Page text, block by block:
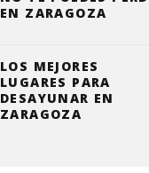
EN ZARAGOZA
LOS MEJORES
LUGARES PARA
DESAYUNAR EN
ZARAGOZA